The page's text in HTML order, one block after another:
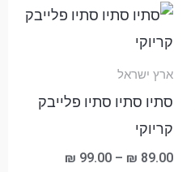
ארץ ישראל
סתיו סתיו סתיו פלייבק
קריוקי
₪ 89.00
–
₪ 99.00
טווח
מחירים: